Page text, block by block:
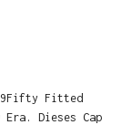
Fitted
Dieses Cap